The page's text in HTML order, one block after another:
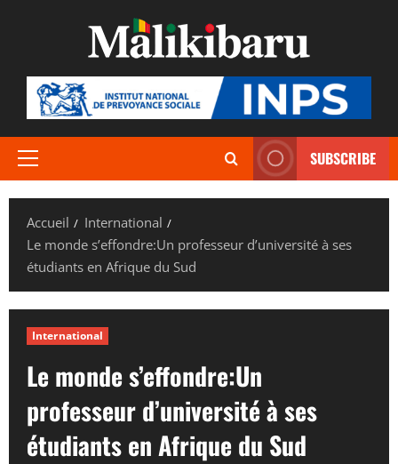
Menu
SUBSCRIBE
Accueil
International
Le monde s’effondre:Un professeur d’université à ses
étudiants en Afrique du Sud
International
Le monde s’effondre:Un
professeur d’université à ses
étudiants en Afrique du Sud